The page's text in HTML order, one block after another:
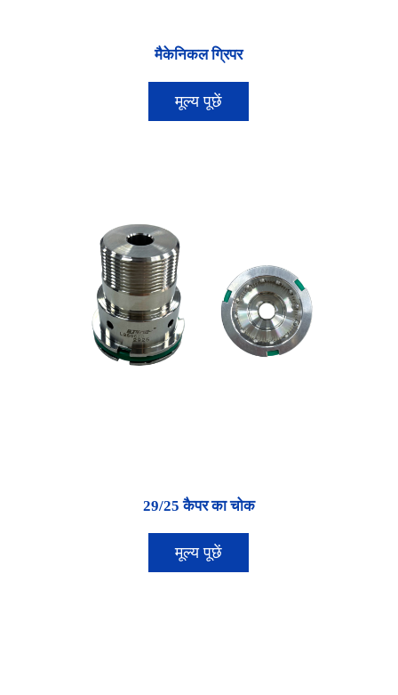
मैकेनिकल ग्रिपर
मूल्य पूछें
29/25 कैपर का चोक
मूल्य पूछें